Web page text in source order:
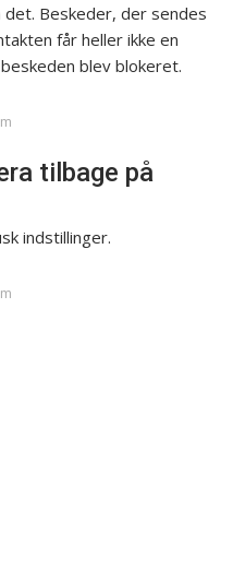
Beskeder, der sendes
får heller ikke en
blev blokeret.
tilbage på
indstillinger.